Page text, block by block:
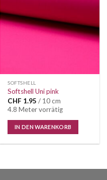
SOFTSHELL
Softshell Uni pink
CHF 1.95 / 10 cm
4.8 Meter vorrätig
IN DEN WARENKORB